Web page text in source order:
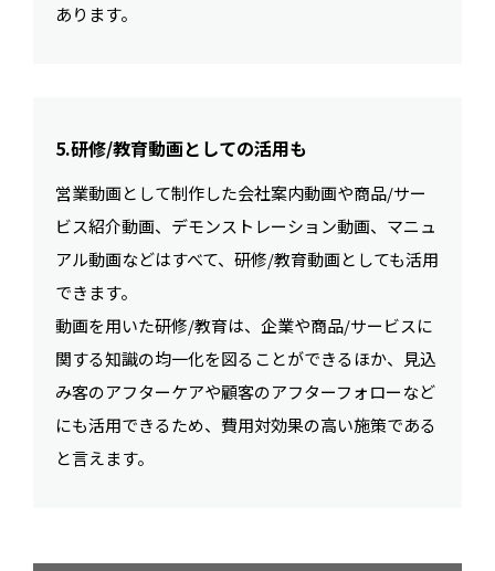
あります。
5.研修/教育動画としての活用も
営業動画として制作した会社案内動画や商品/サー
ビス紹介動画、デモンストレーション動画、マニュ
アル動画などはすべて、研修/教育動画としても活用
できます。
動画を用いた研修/教育は、企業や商品/サービスに
関する知識の均一化を図ることができるほか、見込
み客のアフターケアや顧客のアフターフォローなど
にも活用できるため、費用対効果の高い施策である
と言えます。